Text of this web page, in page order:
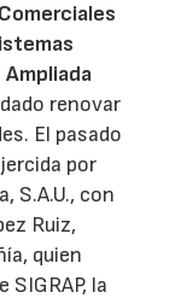
renovar
El pasado
por
S.A.U., con
Ruiz,
quien
la